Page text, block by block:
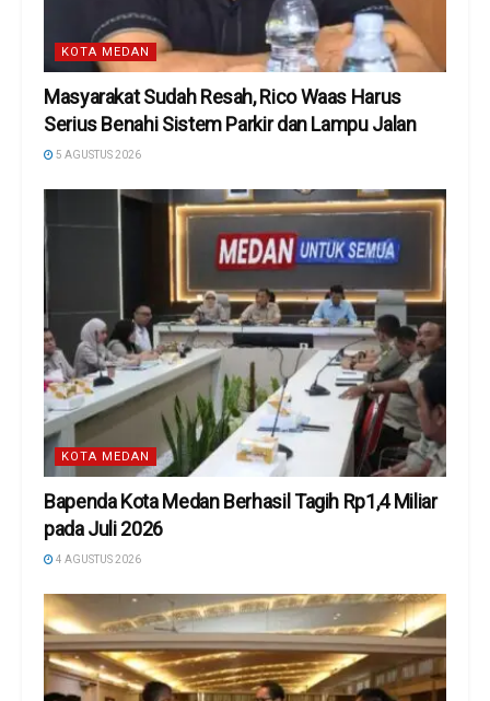
KOTA MEDAN
Masyarakat Sudah Resah, Rico Waas Harus
Serius Benahi Sistem Parkir dan Lampu Jalan
5 AGUSTUS 2026
KOTA MEDAN
Bapenda Kota Medan Berhasil Tagih Rp1,4 Miliar
pada Juli 2026
4 AGUSTUS 2026